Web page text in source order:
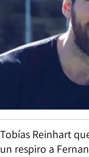
Tobías Reinhart
un respiro a